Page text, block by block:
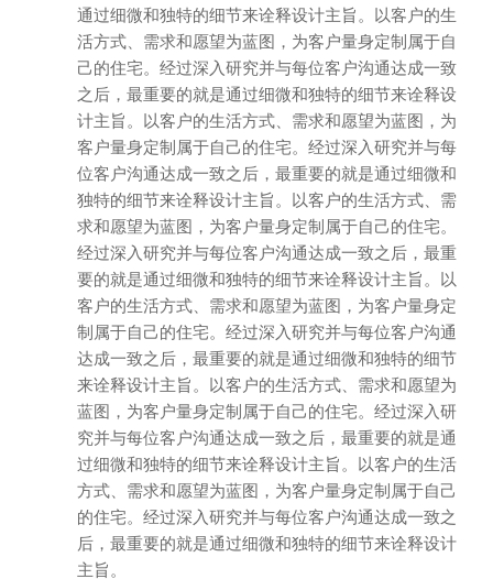
通过细微和独特的细节来诠释设计主旨。以客户的生
活方式、需求和愿望为蓝图，为客户量身定制属于自
己的住宅。经过深入研究并与每位客户沟通达成一致
之后，最重要的就是通过细微和独特的细节来诠释设
计主旨。以客户的生活方式、需求和愿望为蓝图，为
客户量身定制属于自己的住宅。经过深入研究并与每
位客户沟通达成一致之后，最重要的就是通过细微和
独特的细节来诠释设计主旨。以客户的生活方式、需
求和愿望为蓝图，为客户量身定制属于自己的住宅。
经过深入研究并与每位客户沟通达成一致之后，最重
要的就是通过细微和独特的细节来诠释设计主旨。以
客户的生活方式、需求和愿望为蓝图，为客户量身定
制属于自己的住宅。经过深入研究并与每位客户沟通
达成一致之后，最重要的就是通过细微和独特的细节
来诠释设计主旨。以客户的生活方式、需求和愿望为
蓝图，为客户量身定制属于自己的住宅。经过深入研
究并与每位客户沟通达成一致之后，最重要的就是通
过细微和独特的细节来诠释设计主旨。以客户的生活
方式、需求和愿望为蓝图，为客户量身定制属于自己
的住宅。经过深入研究并与每位客户沟通达成一致之
后，最重要的就是通过细微和独特的细节来诠释设计
主旨。